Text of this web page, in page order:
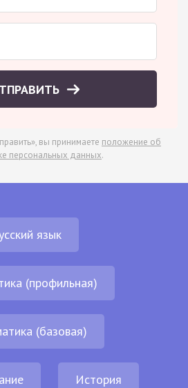
вы принимаете положение об
персональных данных.
язык
(профильная)
(базовая)
История